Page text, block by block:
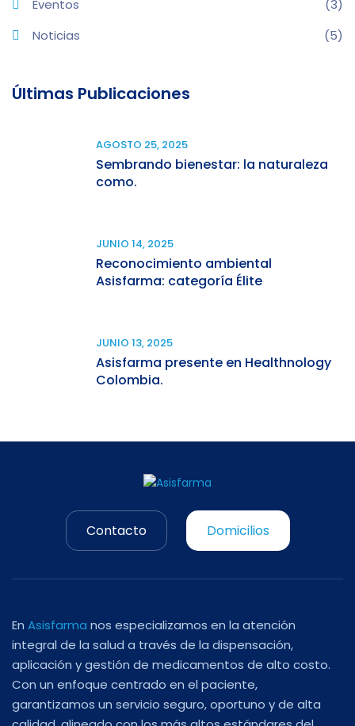
Eventos
(3)
Noticias
(5)
Últimas Publicaciones
AGOSTO 25, 2025
Sembrando bienestar: la naturaleza
como.
JUNIO 14, 2025
Reconocimiento ambiental
Asisfarma: categoría Élite
JUNIO 13, 2025
Asisfarma presente en Healthnology
Colombia.
Contacto Domicilios
En Asisfarma nos especializamos en la atención
integral de la salud a través de la dispensación,
aplicación y gestión de medicamentos de alto costo.
Con un enfoque centrado en el paciente,
garantizamos un servicio seguro, oportuno y de alta